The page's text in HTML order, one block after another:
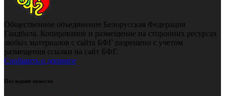
Общественное объединение Белорусская Федерация
Гандбола. Копирование и размещение на сторонних ресурсах
любых материалов с сайта БФГ разрешено с учетом
размещения ссылки на сайт БФГ.
Сообщить о допинге
Последние новости